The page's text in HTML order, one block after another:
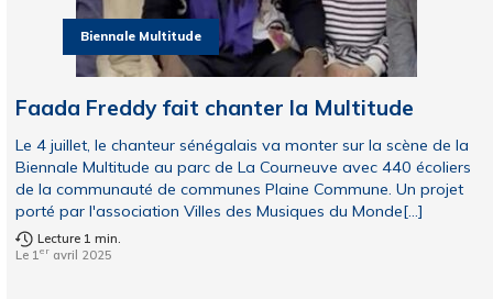
Biennale Multitude
Faada Freddy fait chanter la Multitude
Le 4 juillet, le chanteur sénégalais va monter sur la scène de la
Biennale Multitude au parc de La Courneuve avec 440 écoliers
de la communauté de communes Plaine Commune. Un projet
porté par l'association Villes des Musiques du Monde[...]
Lecture 1 min.
Le 1 er avril 2025